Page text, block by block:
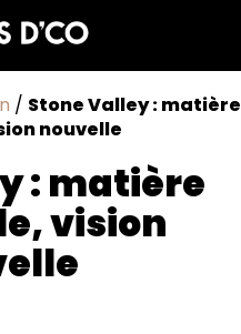
/ Stone Valley : matière
nouvelle
: matière
vision